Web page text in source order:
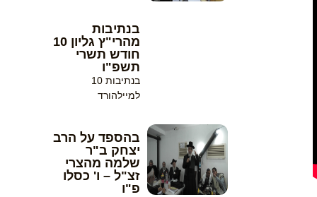
בנתיבות
מהרי"ץ גליון 10
חודש תשרי
תשפ"ו
בנתיבות 10
למיילהורד
בהספד על הרב
יצחק ב"ר
שלמה מהצרי
זצ"ל – ו' כסלו
פ"ו